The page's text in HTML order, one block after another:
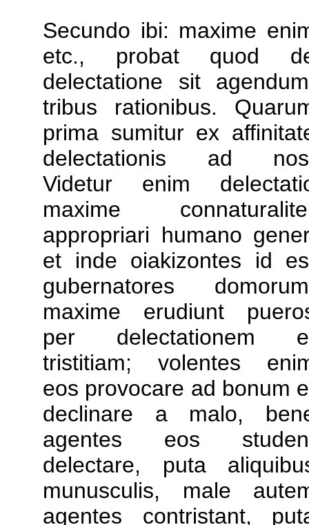
Secundo ibi: maxime
etc., probat quod
delectatione sit
tribus rationibus.
prima sumitur ex
delectationis ad
Videtur enim
maxime
appropriari humano
et inde oiakizontes id
gubernatores
maxime erudiunt
per delectationem
tristitiam; volentes
eos provocare ad bonum
declinare a malo,
agentes eos
delectare, puta
munusculis, male
agentes contristant,